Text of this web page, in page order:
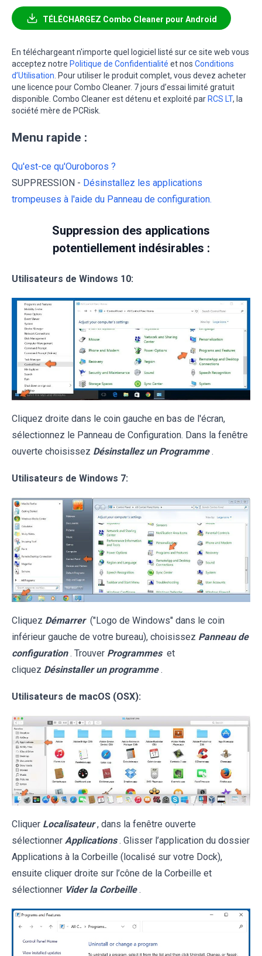
TÉLÉCHARGEZ Combo Cleaner pour Android
En téléchargeant n'importe quel logiciel listé sur ce site web vous
acceptez notre Politique de Confidentialité et nos Conditions
d’Utilisation. Pour utiliser le produit complet, vous devez acheter
une licence pour Combo Cleaner. 7 jours d’essai limité gratuit
disponible. Combo Cleaner est détenu et exploité par RCS LT, la
société mère de PCRisk.
Menu rapide :
Qu'est-ce qu'Ouroboros ?
SUPPRESSION - Désinstallez les applications
trompeuses à l'aide du Panneau de configuration.
Suppression des applications
potentiellement indésirables :
Utilisateurs de Windows 10:
Cliquez droite dans le coin gauche en bas de l'écran,
sélectionnez le Panneau de Configuration. Dans la fenêtre
ouverte choisissez Désinstallez un Programme .
Utilisateurs de Windows 7:
Cliquez Démarrer ("Logo de Windows" dans le coin
inférieur gauche de votre bureau), choisissez Panneau de
configuration . Trouver Programmes et
cliquez Désinstaller un programme .
Utilisateurs de macOS (OSX):
Cliquer Localisateur , dans la fenêtre ouverte
sélectionner Applications . Glisser l’application du dossier
Applications à la Corbeille (localisé sur votre Dock),
ensuite cliquer droite sur l’cône de la Corbeille et
sélectionner Vider la Corbeille .